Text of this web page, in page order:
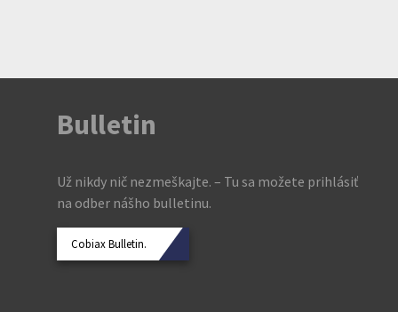
Bulletin
Už nikdy nič nezmeškajte. – Tu sa možete prihlásiť
na odber nášho bulletinu.
Cobiax Bulletin.